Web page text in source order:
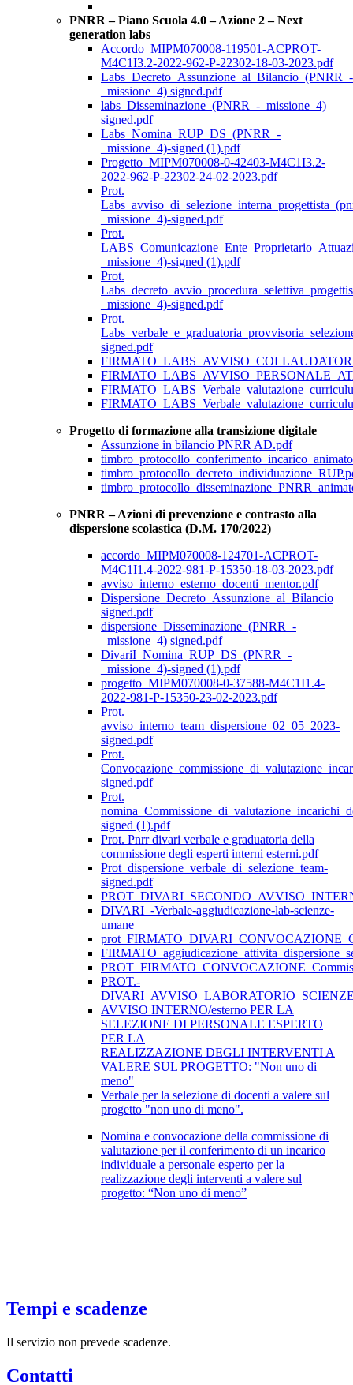
PNRR – Piano Scuola 4.0 – Azione 2 – Next
generation labs
Accordo_MIPM070008-119501-ACPROT-
M4C1I3.2-2022-962-P-22302-18-03-2023.pdf
Labs_Decreto_Assunzione_al_Bilancio_(PNRR_-
_missione_4) signed.pdf
labs_Disseminazione_(PNRR_-_missione_4)
signed.pdf
Labs_Nomina_RUP_DS_(PNRR_-
_missione_4)-signed (1).pdf
Progetto_MIPM070008-0-42403-M4C1I3.2-
2022-962-P-22302-24-02-2023.pdf
Prot.
_missione_4)-signed.pdf
Prot.
_missione_4)-signed (1).pdf
Prot.
_missione_4)-signed.pdf
Prot.
signed.pdf
Progetto di formazione alla transizione digitale
Assunzione in bilancio PNRR AD.pdf
PNRR – Azioni di prevenzione e contrasto alla
dispersione scolastica (D.M. 170/2022)
accordo_MIPM070008-124701-ACPROT-
M4C1I1.4-2022-981-P-15350-18-03-2023.pdf
avviso_interno_esterno_docenti_mentor.pdf
Dispersione_Decreto_Assunzione_al_Bilancio
signed.pdf
dispersione_Disseminazione_(PNRR_-
_missione_4) signed.pdf
DivariI_Nomina_RUP_DS_(PNRR_-
_missione_4)-signed (1).pdf
progetto_MIPM070008-0-37588-M4C1I1.4-
2022-981-P-15350-23-02-2023.pdf
Prot.
avviso_interno_team_dispersione_02_05_2023-
signed.pdf
Prot.
signed.pdf
Prot.
signed (1).pdf
Prot. Pnrr divari verbale e graduatoria della
commissione degli esperti interni esterni.pdf
Prot_dispersione_verbale_di_selezione_team-
signed.pdf
DIVARI_-Verbale-aggiudicazione-lab-scienze-
umane
PROT.-
AVVISO INTERNO/esterno PER LA
SELEZIONE DI PERSONALE ESPERTO
PER LA
REALIZZAZIONE DEGLI INTERVENTI A
VALERE SUL PROGETTO: "Non uno di
meno"
Verbale per la selezione di docenti a valere sul
progetto "non uno di meno".
Nomina e convocazione della commissione di
valutazione per il conferimento di un incarico
individuale a personale esperto per la
realizzazione degli interventi a valere sul
progetto: “Non uno di meno”
Tempi e scadenze
Il servizio non prevede scadenze.
Contatti